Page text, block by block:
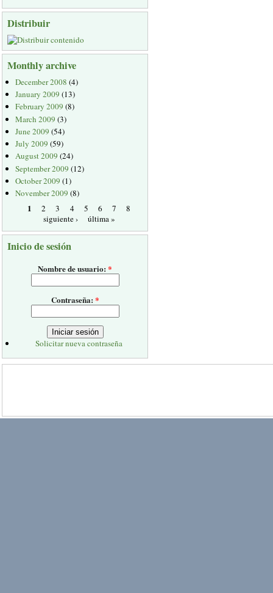
Distribuir
Monthly archive
December 2008 (4)
January 2009 (13)
February 2009 (8)
March 2009 (3)
June 2009 (54)
July 2009 (59)
August 2009 (24)
September 2009 (12)
October 2009 (1)
November 2009 (8)
1 2 3 4 5 6 7
8
siguiente ›
última »
Inicio de sesión
Nombre de usuario:*
Contraseña:*
Solicitar nueva contraseña